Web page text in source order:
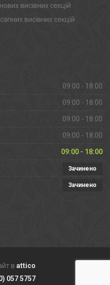
висівних секцій
висівних секцій
09:00 - 18:00
09:00 - 18:00
09:00 - 18:00
09:00 - 18:00
09:00 - 18:00
Зачинено
Зачинено
в attico
057 5757